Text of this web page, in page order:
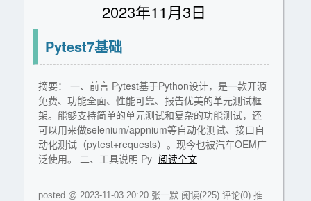
2023年11月3日
Pytest7基础
摘要： 一、前言 Pytest基于Python设计，是一款开源
免费、功能全面、性能可靠、报告优美的单元测试框
架。能够支持简单的单元测试和复杂的功能测试，还
可以用来做selenium/appnium等自动化测试、接口自
动化测试（pytest+requests）。现今也被汽车OEM广
泛使用。 二、工具说明 Py 阅读全文
posted @ 2023-11-03 20:20 张一默 阅读(225) 评论(0) 推